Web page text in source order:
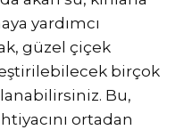
yardımcı
güzel çiçek
birçok
Bu,
ortadan